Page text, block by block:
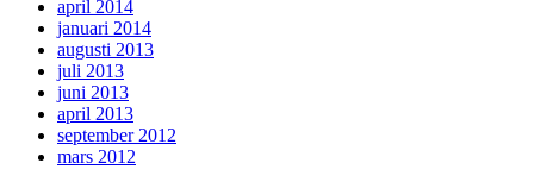
april 2014
januari 2014
augusti 2013
juli 2013
juni 2013
april 2013
september 2012
mars 2012